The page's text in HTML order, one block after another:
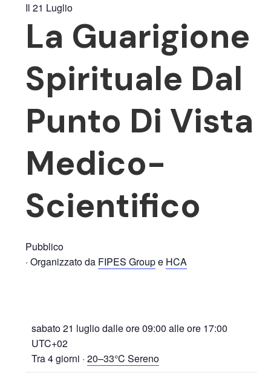
Il 21 Luglio
La Guarigione
Spirituale Dal
Punto Di Vista
Medico-
Scientifico
Pubblico
· Organizzato da FIPES Groupe HCA
sabato 21 luglio dalle ore09:00 alle ore 17:00
UTC+02
Tra 4 giorni ·20–33°C Sereno